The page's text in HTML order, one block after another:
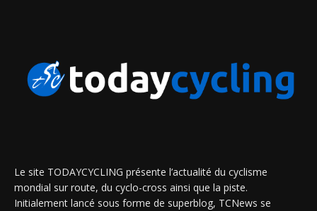
Le site TODAYCYCLING présente l’actualité du cyclisme
mondial sur route, du cyclo-cross ainsi que la piste.
Initialement lancé sous forme de superblog, TCNews se